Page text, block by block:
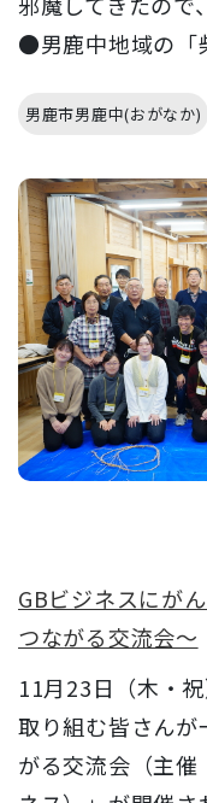
●男鹿中地域の
男鹿市男鹿中(おがなか)
GBビジネスにが
つながる交流会～
11月23日（木・
取り組む皆さんが
がる交流会（主催